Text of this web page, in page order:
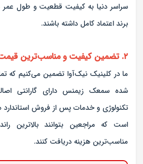
سراسر دنیا به کیفیت قطعیت و طول عمر
برند اعتماد کامل داشته باشند.
۲. تضمین کیفیت و مناسب‌ترین قیمت سمعک زیمنس
ما در کلینیک نیک‌آوا تضمین می‌کنیم که
شده سمعک زیمنس دارای گارانتی
تکنولوژی و خدمات پس از فروش
است که مراجعین بتوانند بالاترین
مناسب‌ترین هزینه دریافت کنند.